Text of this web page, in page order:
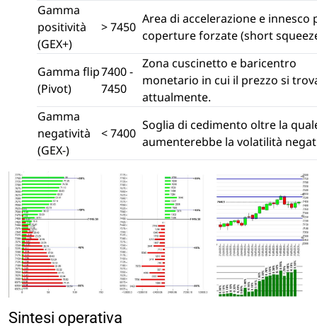
Gamma
positività
(GEX+)
> 7450
Area di accelerazione e innesco
coperture forzate (short
Gamma flip
(Pivot)
7400 -
7450
Zona cuscinetto e baricentro
monetario in cui il prezzo si
attualmente.
Gamma
negatività
(GEX-)
< 7400
Soglia di cedimento oltre la
aumenterebbe la volatilità
Sintesi operativa